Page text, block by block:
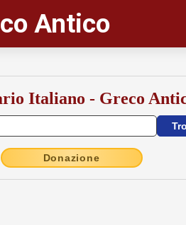
Antico
Italiano - Greco
Donazione